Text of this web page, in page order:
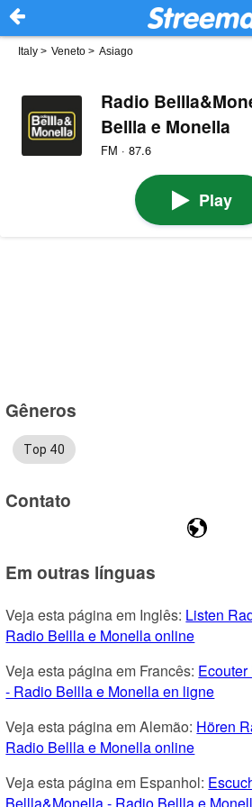
Italy > Veneto > Asiago
Radio
Bellla e Monella
FM · 87.6
Play
Gêneros
Top 40
Contato
Em outras línguas
Veja esta página em Inglês: Listen
Radio Bellla e Monella online
Veja esta página em Francês:
- Radio Bellla e Monella en ligne
Veja esta página em Alemão: Hören
Radio Bellla e Monella online
Veja esta página em Espanhol:
Bellla&Monella - Radio Bellla e